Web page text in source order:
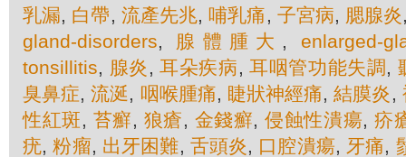
乳漏, 白帶, 流產先兆, 哺乳痛, 子宮病, 腮腺炎
gland-disorders, 腺體腫大 , enlarged-
tonsillitis, 腺炎 ,耳朵疾病,耳咽管功能失調,
臭鼻症,流涎, 咽喉腫痛, 睫狀神經痛,結膜炎 ,
性紅斑, 苔癬, 狼瘡, 金錢癬,侵蝕性潰瘍, 疥
疣,粉瘤, 出牙困難, 舌頭炎, 口腔潰瘍, 牙痛,